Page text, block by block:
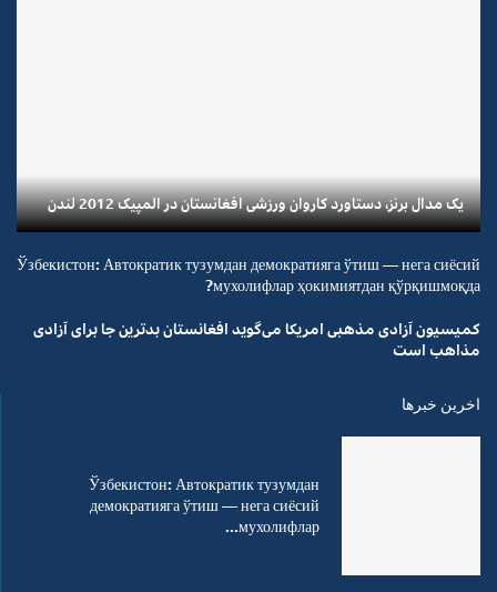
یک مدال برنز، دستاورد کاروان ورزشی افغانستان در المپیک 2012 لندن
Ўзбекистон: Автократик тузумдан демократияга ўтиш — нега сиёсий
мухолифлар ҳокимиятдан қўрқишмоқда?
کمیسیون آزادی مذهبی امریکا می‌گوید افغانستان بدترین جا برای آزادی
مذاهب است
اخرین خبرها
Ўзбекистон: Автократик тузумдан
демократияга ўтиш — нега сиёсий
мухолифлар...